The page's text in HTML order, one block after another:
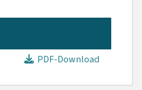
PDF-Download